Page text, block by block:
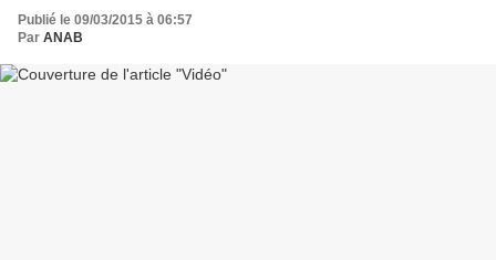
Publié le 09/03/2015 à 06:57
Par ANAB